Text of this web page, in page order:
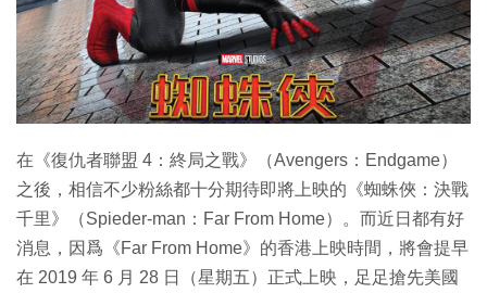
在《復仇者聯盟 4：終局之戰》（Avengers：Endgame）
之後，相信不少粉絲都十分期待即將上映的《蜘蛛俠：決戰
千里》（Spieder-man：Far From Home）。而近日都有好
消息，因爲《Far From Home》的香港上映時間，將會提早
在 2019 年 6 月 28 日（星期五）正式上映，足足搶先美國